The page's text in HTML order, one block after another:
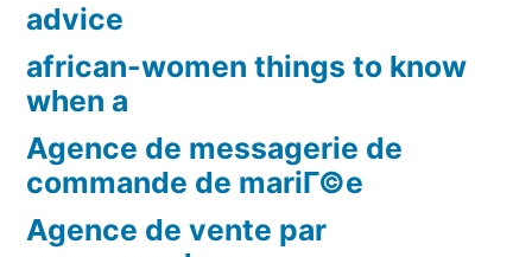
advice
african-women things to know
when a
Agence de messagerie de
commande de mariГ©e
Agence de vente par